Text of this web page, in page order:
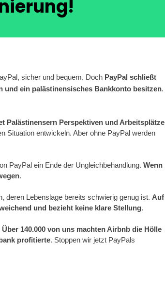
sicher und bequem. Doch PayPal schließt
und ein palästinensisches Bankkonto besitzen.
Palästinensern Perspektiven und Arbeitsplätze
Situation entwickeln. Aber ohne PayPal werden
PayPal ein Ende der Ungleichbehandlung. Wenn
.
deren Lebenslage bereits schwierig genug ist. Auf
und bezieht keine klare Stellung.
Über 140.000 von uns machten Airbnb die Hölle
profitierte. Stoppen wir jetzt PayPals